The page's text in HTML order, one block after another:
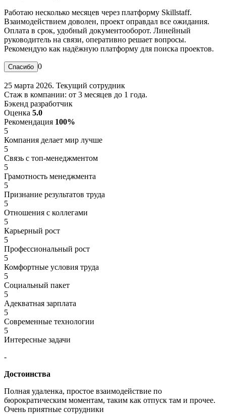
Работаю несколько месяцев через платформу Skillstaff.
Взаимодействием доволен, проект оправдал все ожидания.
Оплата в срок, удобный документооборот. Линейный
руководитель на связи, оперативно решает вопросы.
Рекомендую как надёжную платформу для поиска проектов.
0
25 марта 2026. Текущий сотрудник
Стаж в компании: от 3 месяцев до 1 года.
Бэкенд разработчик
Оценка 5.0
Рекомендация 100%
5
Компания делает мир лучше
5
Связь с топ-менеджментом
5
Грамотность менеджмента
5
Признание результатов труда
5
Отношения с коллегами
5
Карьерный рост
5
Профессиональный рост
5
Комфортные условия труда
5
Социальный пакет
5
Адекватная зарплата
5
Современные технологии
5
Интересные задачи
-
Достоинства
Полная удаленка, простое взаимодействие по
бюрократическим моментам, таким как отпуск там и прочее.
Очень приятные сотрудники